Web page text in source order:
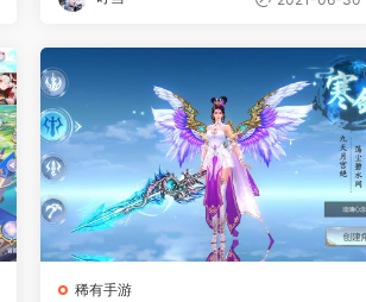
稀有手游